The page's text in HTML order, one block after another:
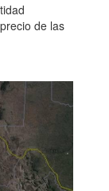
de las